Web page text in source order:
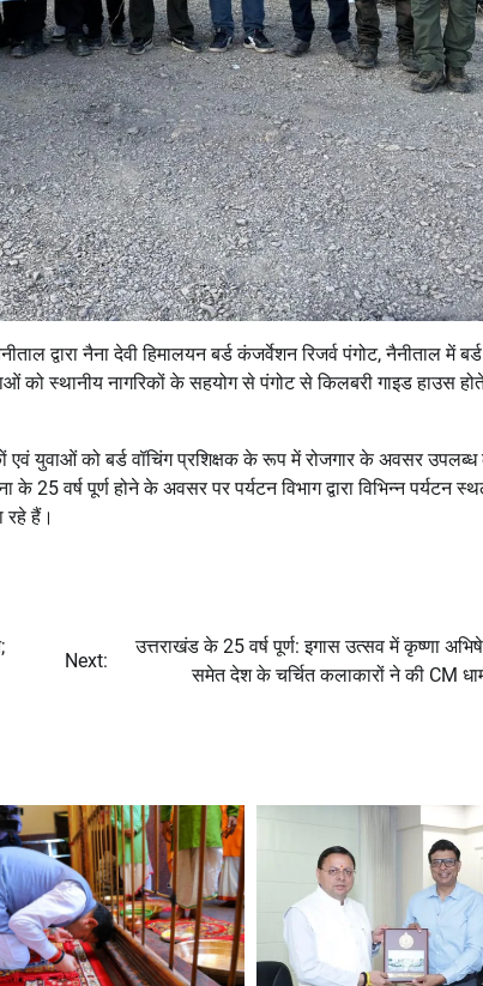
द्वारा नैना देवी हिमालयन बर्ड कंजर्वेशन रिजर्व पंगोट, नैनीताल में
को स्थानीय नागरिकों के सहयोग से पंगोट से किलबरी गाइड हाउस
एवं युवाओं को बर्ड वॉचिंग प्रशिक्षक के रूप में रोजगार के अवसर
25 वर्ष पूर्ण होने के अवसर पर पर्यटन विभाग द्वारा विभिन्न पर्यटन
रहे हैं।
Next:
उत्तराखंड के 25 वर्ष पूर्ण: इगास उत्सव में कृष्णा
समेत देश के चर्चित कलाकारों ने की CM